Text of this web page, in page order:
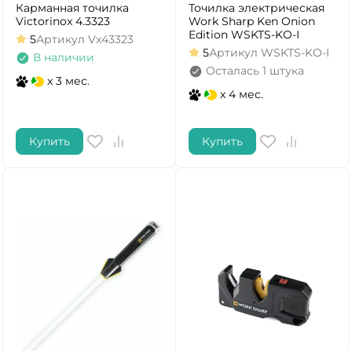
Карманная точилка
Victorinox 4.3323
5Артикул Vx43323
В наличии
x 3 мес.
Купить
Точилка электрическая
Work Sharp Ken Onion
Edition WSKTS-KO-I
5Артикул WSKTS-KO-I
Осталась 1 штука
x 4 мес.
Купить